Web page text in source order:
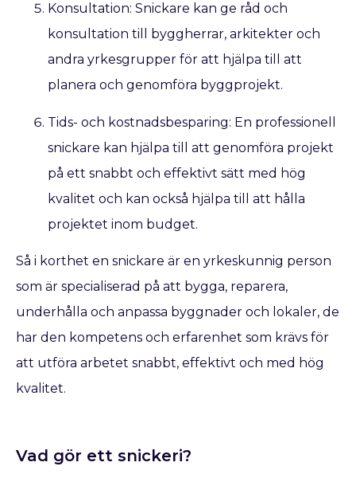
Konsultation: Snickare kan ge råd och
konsultation till byggherrar, arkitekter och
andra yrkesgrupper för att hjälpa till att
planera och genomföra byggprojekt.
Tids- och kostnadsbesparing: En professionell
snickare kan hjälpa till att genomföra projekt
på ett snabbt och effektivt sätt med hög
kvalitet och kan också hjälpa till att hålla
projektet inom budget.
Så i korthet en snickare är en yrkeskunnig person
som är specialiserad på att bygga, reparera,
underhålla och anpassa byggnader och lokaler, de
har den kompetens och erfarenhet som krävs för
att utföra arbetet snabbt, effektivt och med hög
kvalitet.
Vad gör ett snickeri?